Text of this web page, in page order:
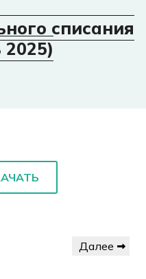
списания
2025)
Следующая
Далее